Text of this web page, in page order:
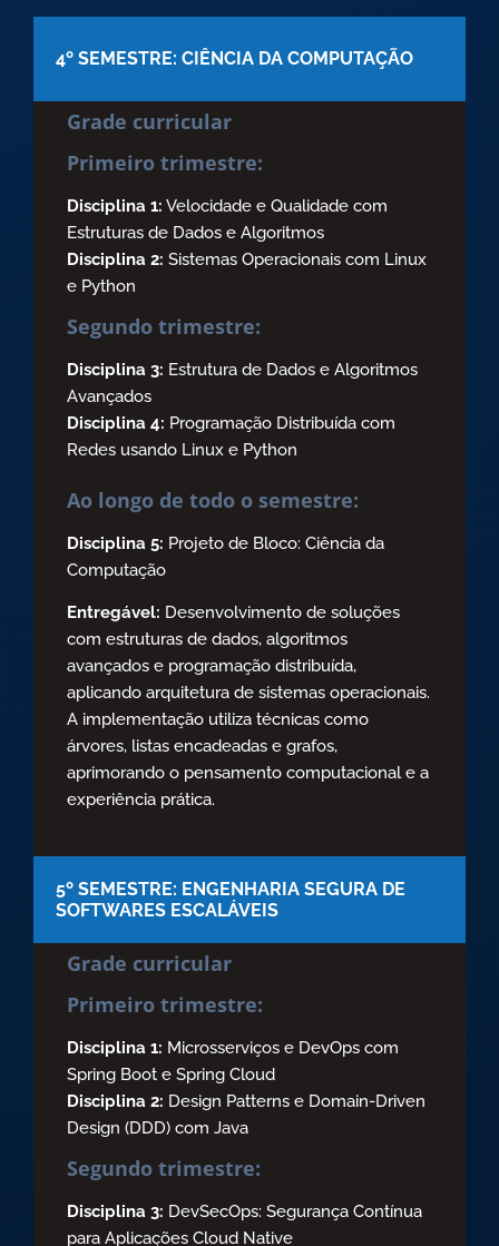
4º SEMESTRE: CIÊNCIA DA COMPUTAÇÃO
Grade curricular
Primeiro trimestre:
Disciplina 1: Velocidade e Qualidade com
Estruturas de Dados e Algoritmos
Disciplina 2: Sistemas Operacionais com Linux
e Python
Segundo trimestre:
Disciplina 3: Estrutura de Dados e Algoritmos
Avançados
Disciplina 4: Programação Distribuída com
Redes usando Linux e Python
Ao longo de todo o semestre:
Disciplina 5: Projeto de Bloco: Ciência da
Computação
Entregável: Desenvolvimento de soluções
com estruturas de dados, algoritmos
avançados e programação distribuída,
aplicando arquitetura de sistemas operacionais.
A implementação utiliza técnicas como
árvores, listas encadeadas e grafos,
aprimorando o pensamento computacional e a
experiência prática.
5º SEMESTRE: ENGENHARIA SEGURA DE
SOFTWARES ESCALÁVEIS
Grade curricular
Primeiro trimestre:
Disciplina 1: Microsserviços e DevOps com
Spring Boot e Spring Cloud
Disciplina 2: Design Patterns e Domain-Driven
Design (DDD) com Java
Segundo trimestre:
Disciplina 3: DevSecOps: Segurança Contínua
para Aplicações Cloud Native